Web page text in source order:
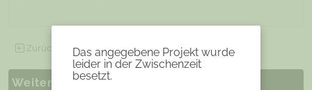
Das angegebene Projekt wurde
leider in der Zwischenzeit
besetzt.
Zurück zu allen offenen Projekten
Weitere ähnliche Projekte